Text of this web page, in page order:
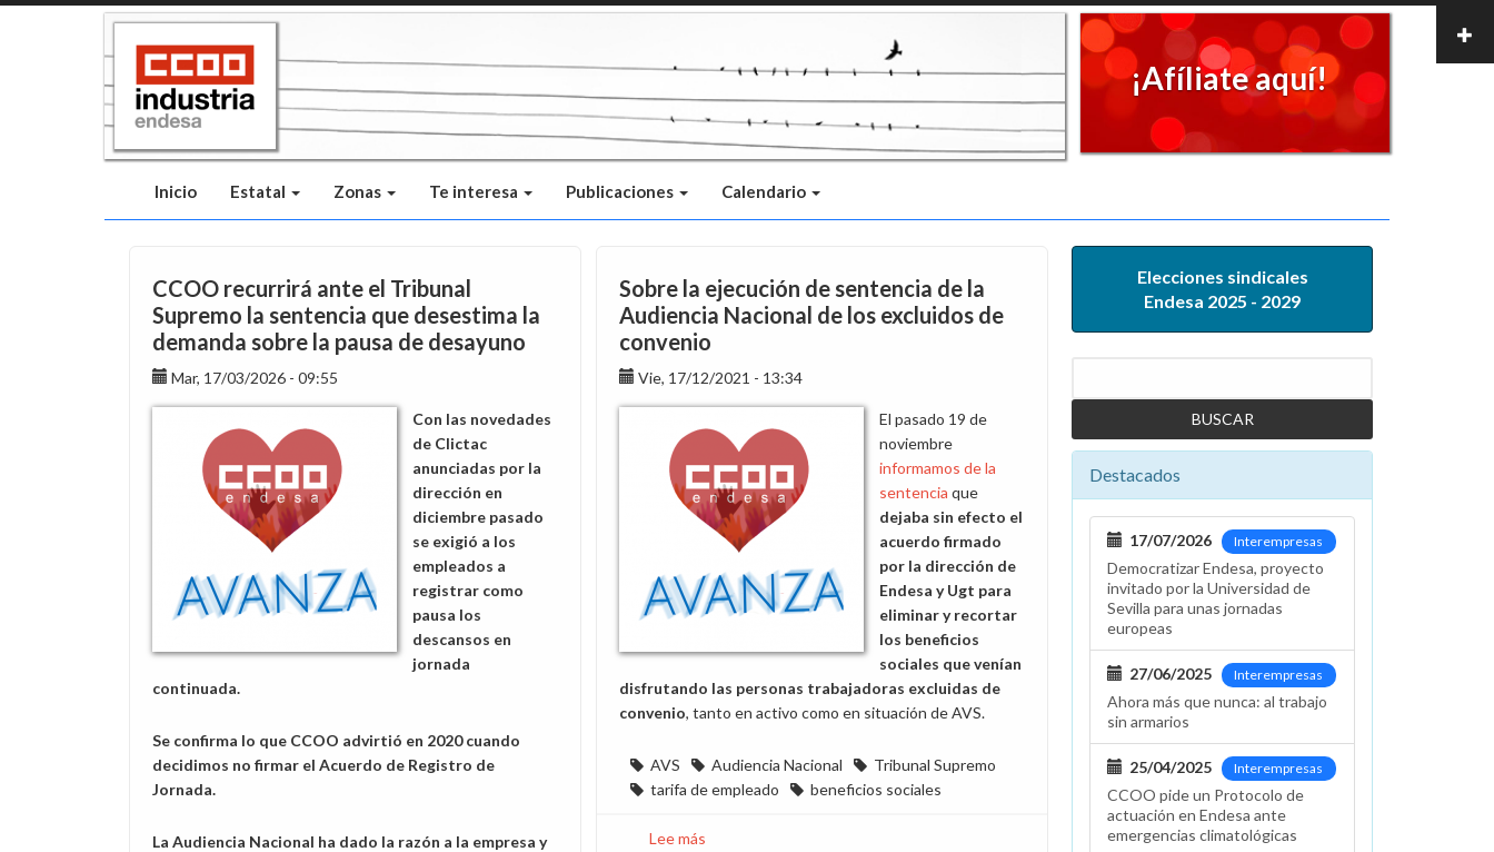
¡Afíliate aquí!
Inicio Estatal Zonas Te interesa Publicaciones Calendario
CCOO recurrirá ante el Tribunal
Supremo la sentencia que desestima la
demanda sobre la pausa de desayuno
Mar, 17/03/2026 - 09:55
Con las novedades
de Clictac
anunciadas por la
dirección en
diciembre pasado
se exigió a los
empleados a
registrar como
pausa los
descansos en
jornada
continuada.
Se confirma lo que CCOO advirtió en 2020 cuando
decidimos no firmar el Acuerdo de Registro de
Jornada.
La Audiencia Nacional ha dado la razón a la empresa y
Sobre la ejecución de sentencia de la
Audiencia Nacional de los excluidos de
convenio
Vie, 17/12/2021 - 13:34
El pasado 19 de
noviembre
informamos de la
sentencia que
dejaba sin efecto el
acuerdo firmado
por la dirección de
Endesa y Ugt para
eliminar y recortar
los beneficios
sociales que venían
disfrutando las personas trabajadoras excluidas de
convenio, tanto en activo como en situación de AVS.
AVS Audiencia Nacional
Tribunal Supremo
tarifa de empleado
beneficios sociales
Lee más
Elecciones sindicales
Endesa 2025 - 2029
Destacados
Interempresas
17/07/2026
Democratizar Endesa, proyecto
invitado por la Universidad de
Sevilla para unas jornadas
europeas
Interempresas
27/06/2025
Ahora más que nunca: al trabajo
sin armarios
Interempresas
25/04/2025
CCOO pide un Protocolo de
actuación en Endesa ante
emergencias climatológicas